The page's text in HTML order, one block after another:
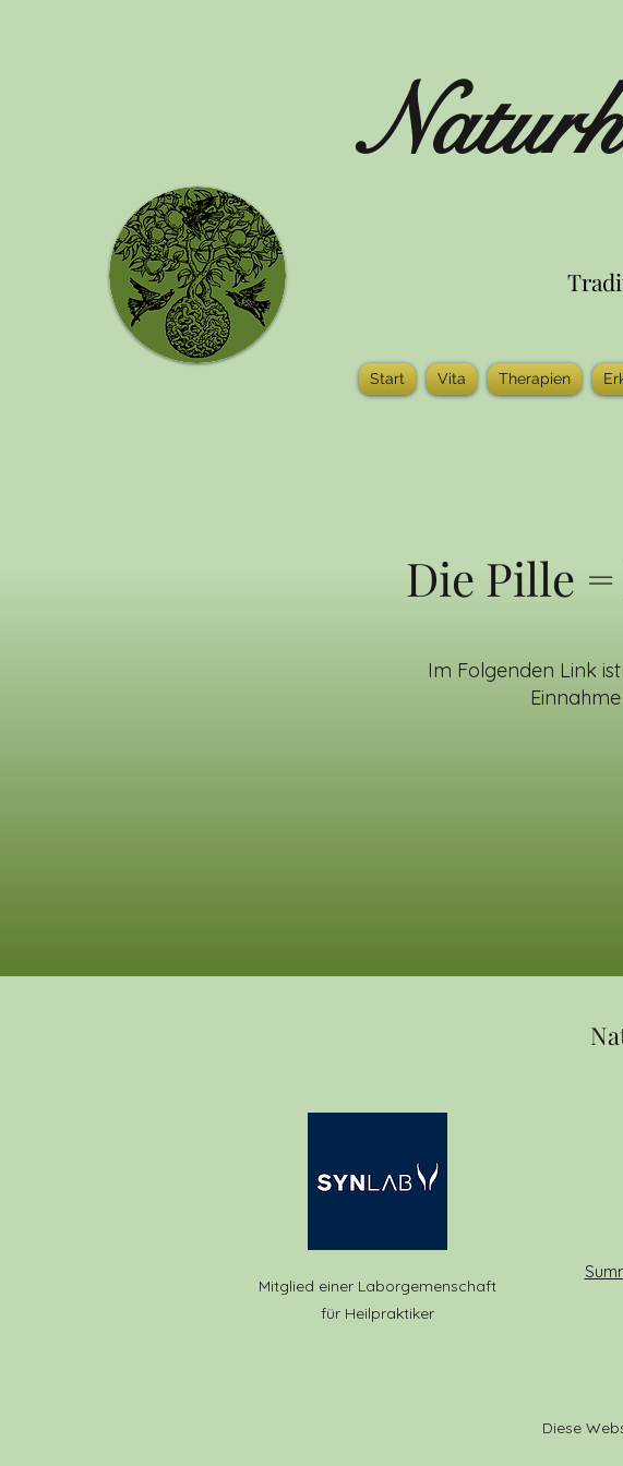
Start Vita Therapien
Die Pille
Im Folgenden Link
Mitglied einer Laborgemenschaft
für Heilpraktiker
Diese